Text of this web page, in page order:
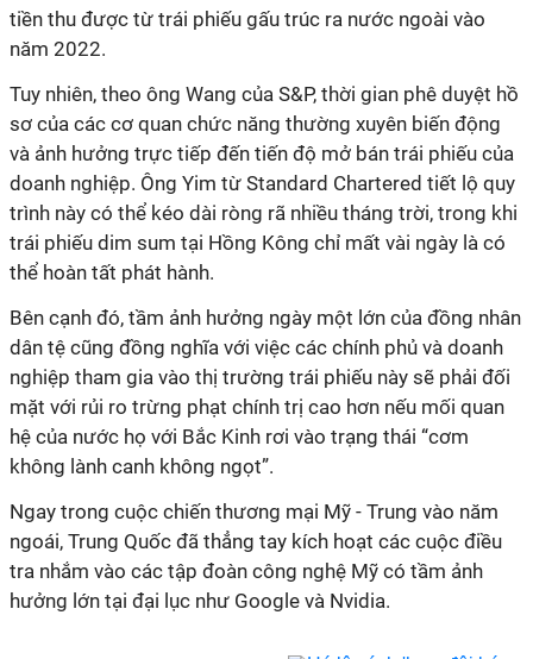
tiền thu được từ trái phiếu gấu trúc ra nước ngoài vào
năm 2022.
Tuy nhiên, theo ông Wang của S&P, thời gian phê duyệt hồ
sơ của các cơ quan chức năng thường xuyên biến động
và ảnh hưởng trực tiếp đến tiến độ mở bán trái phiếu của
doanh nghiệp. Ông Yim từ Standard Chartered tiết lộ quy
trình này có thể kéo dài ròng rã nhiều tháng trời, trong khi
trái phiếu dim sum tại Hồng Kông chỉ mất vài ngày là có
thể hoàn tất phát hành.
Bên cạnh đó, tầm ảnh hưởng ngày một lớn của đồng nhân
dân tệ cũng đồng nghĩa với việc các chính phủ và doanh
nghiệp tham gia vào thị trường trái phiếu này sẽ phải đối
mặt với rủi ro trừng phạt chính trị cao hơn nếu mối quan
hệ của nước họ với Bắc Kinh rơi vào trạng thái “cơm
không lành canh không ngọt”.
Ngay trong cuộc chiến thương mại Mỹ - Trung vào năm
ngoái, Trung Quốc đã thẳng tay kích hoạt các cuộc điều
tra nhắm vào các tập đoàn công nghệ Mỹ có tầm ảnh
hưởng lớn tại đại lục như Google và Nvidia.